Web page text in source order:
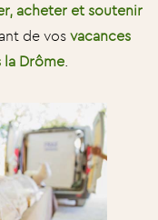
acheter et soutenir
de vos vacances
la Drôme.